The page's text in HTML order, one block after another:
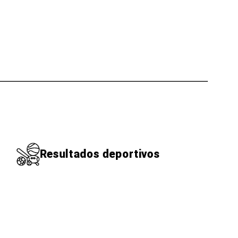
Resultados deportivos